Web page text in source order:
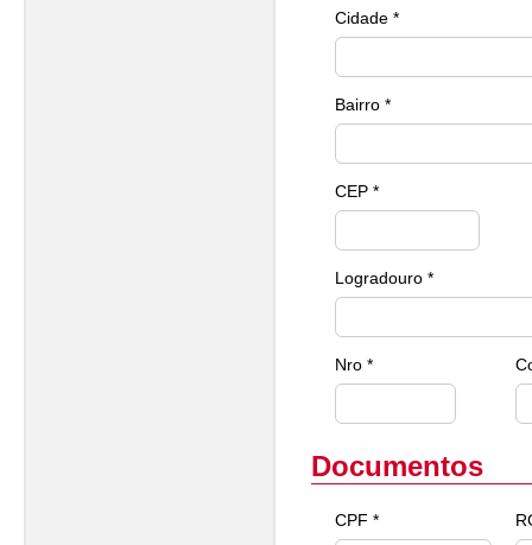
Cidade *
Bairro *
CEP *
Logradouro *
Nro *
Documentos
CPF *